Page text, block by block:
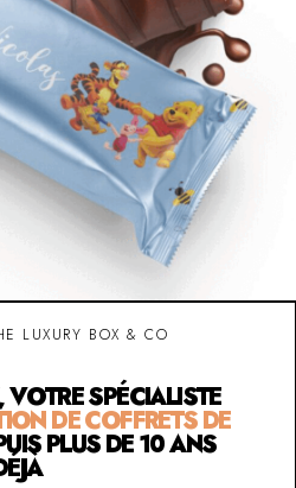
LUXURY BOX & CO
SPÉCIALISTE
DE COFFRETS DE
PLUS DE 10 ANS